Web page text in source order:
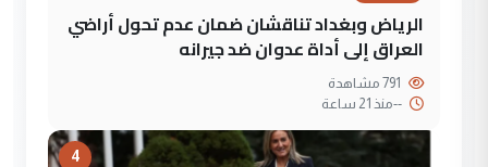
الرياض وبغداد تناقشان ضمان عدم تحول أراضي
العراق إلى أداة عدوان ضد جيرانه
--منذ 21 ساعة
4